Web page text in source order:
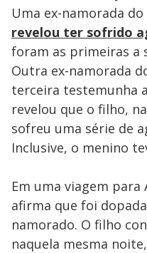
Uma ex-namorada
revelou ter sofrido
foram as primeiras a
Outra ex-namorada
terceira testemunha
revelou que o filho,
sofreu uma série de
Inclusive, o menino
Em uma viagem para
afirma que foi
namorado. O filho
naquela mesma